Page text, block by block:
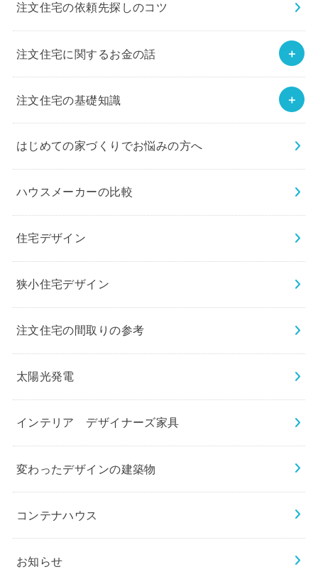
注文住宅の依頼先探しのコツ
注文住宅に関するお金の話
注文住宅の基礎知識
はじめての家づくりでお悩みの方へ
ハウスメーカーの比較
住宅デザイン
狭小住宅デザイン
注文住宅の間取りの参考
太陽光発電
インテリア デザイナーズ家具
変わったデザインの建築物
コンテナハウス
お知らせ